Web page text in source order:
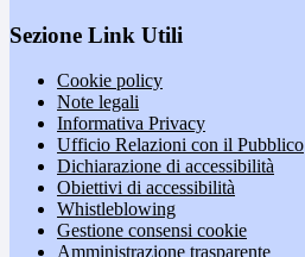
Sezione Link Utili
Cookie policy
Note legali
Informativa Privacy
Ufficio Relazioni con il Pubblico
Dichiarazione di accessibilità
Obiettivi di accessibilità
Whistleblowing
Gestione consensi cookie
Amministrazione trasparente